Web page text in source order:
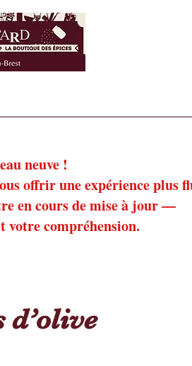
neuve !
offrir une expérience plus
en cours de mise à jour —
votre compréhension.
d’olive